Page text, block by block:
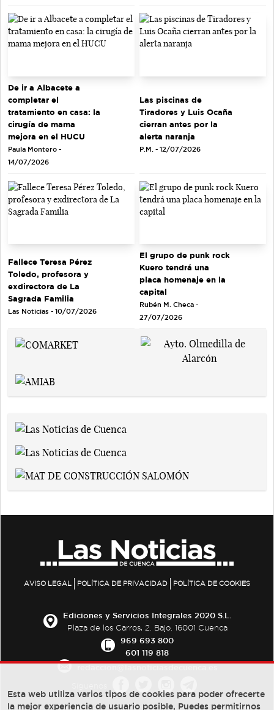
De ir a Albacete a
completar el
tratamiento en casa: la
cirugía de mama
mejora en el HUCU
Paula Montero -
14/07/2026
Las piscinas de
Tiradores y Luis Ocaña
cierran antes por la
alerta naranja
P.M. - 12/07/2026
Fallece Teresa Pérez
Toledo, profesora y
exdirectora de La
Sagrada Familia
Las Noticias - 10/07/2026
El grupo de punk rock
Kuero tendrá una
placa homenaje en la
capital
Rubén M. Checa -
27/07/2026
AVISO LEGAL POLÍTICA DE PRIVACIDAD POLÍTICA DE COOKIES
Ediciones y Servicios Integrales 2020 S.L.
Plaza de los Carros, 2. Bajo. 16001 Cuenca
969 693 800
601 119 818
Esta web utiliza varios tipos de cookies para poder ofrecerte
la mejor experiencia de usuario posible, Puedes permitirnos